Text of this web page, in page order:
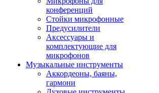
конференций
Стойки микрофонные
Предусилители
Аксессуары и
комплектующие для
микрофонов
Музыкальные инструменты
Аккордеоны, баяны,
гармони